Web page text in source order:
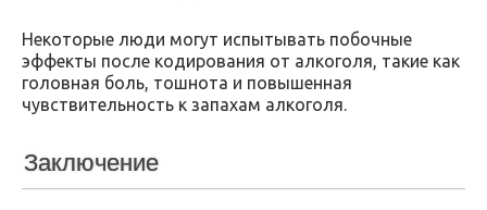
Некоторые люди могут испытывать побочные
эффекты после кодирования от алкоголя, такие как
головная боль, тошнота и повышенная
чувствительность к запахам алкоголя.
Заключение